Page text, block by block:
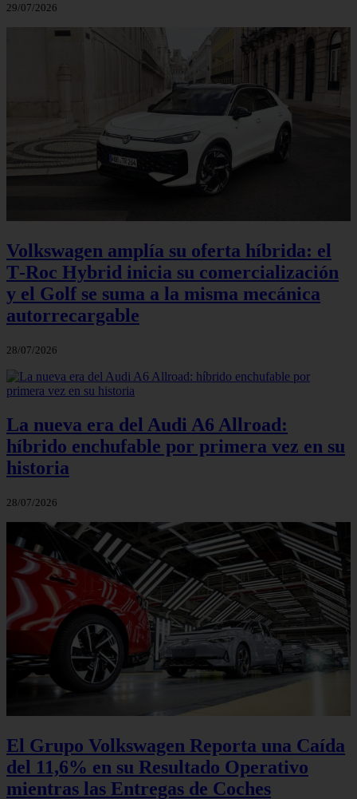
29/07/2026
Volkswagen amplía su oferta híbrida: el
T‑Roc Hybrid inicia su comercialización
y el Golf se suma a la misma mecánica
autorrecargable
28/07/2026
La nueva era del Audi A6 Allroad:
híbrido enchufable por primera vez en su
historia
28/07/2026
El Grupo Volkswagen Reporta una Caída
del 11,6% en su Resultado Operativo
mientras las Entregas de Coches